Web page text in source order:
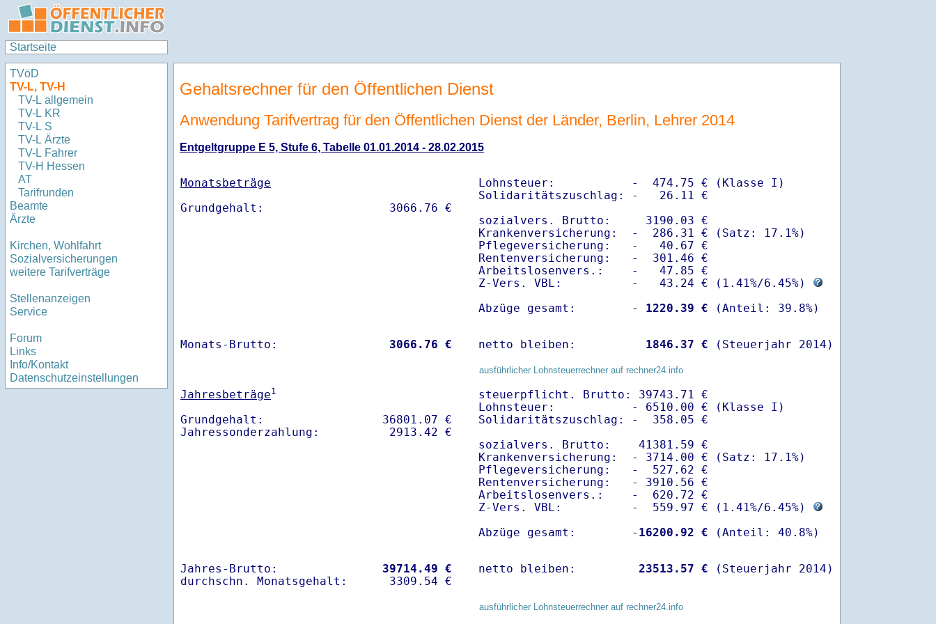
Startseite
TVöD
TV-L, TV-H
TV-L allgemein
TV-L KR
TV-L S
TV-L Ärzte
TV-L Fahrer
TV-H Hessen
AT
Tarifrunden
Beamte
Ärzte
Kirchen, Wohlfahrt
Sozialversicherungen
weitere Tarifverträge
Stellenanzeigen
Service
Forum
Links
Info/Kontakt
Datenschutzeinstellungen
Gehaltsrechner für den Öffentlichen Dienst
Anwendung Tarifvertrag für den Öffentlichen Dienst der Länder, Berlin, Lehrer 2014
Entgeltgruppe E 5, Stufe 6, Tabelle 01.01.2014 - 28.02.2015
Monatsbeträge
Lohnsteuer:           -  474.75 € (Klasse I)
Solidaritätszuschlag: -   26.11 €
sozialvers. Brutto:     3190.03 €
Krankenversicherung:  -  286.31 € (Satz: 17.1%)
Pflegeversicherung:   -   40.67 €
Rentenversicherung:   -  301.46 €
Arbeitslosenvers.:    -   47.85 €
Z-Vers. VBL:          -   43.24 € ( 1.41%/6.45%)
Abzüge gesamt:        -
1220.39 €
Monats-Brutto: 3066.76 € netto bleiben: 1846.37 € (Steuerjahr 2014)
ausführlicher Lohnsteuerrechner auf rechner24.info
Jahresbeträge1
Grundgehalt:                 36801.07 €
steuerpflicht. Brutto: 39743.71 €
Lohnsteuer:           - 6510.00 € (Klasse I)
Solidaritätszuschlag: -  358.05 €
sozialvers. Brutto:    41381.59 €
Krankenversicherung:  - 3714.00 € (Satz: 17.1%)
Pflegeversicherung:   -  527.62 €
Rentenversicherung:   - 3910.56 €
Arbeitslosenvers.:    -  620.72 €
Z-Vers. VBL:          -  559.97 € ( 1.41%/6.45%)
Abzüge gesamt:        - 16200.92 €
Jahres-Brutto: 39714.49 €
netto bleiben: 23513.57 € (Steuerjahr 2014)
ausführlicher Lohnsteuerrechner auf rechner24.info